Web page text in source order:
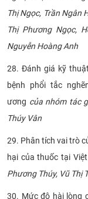
Thị Ngọc, Trần Ngân
Thị Phương Ngọc,
Nguyễn Hoàng Anh
28. Đánh giá kỹ
bệnh phổi tắc
ương của nhóm tác
Thúy Vân
29. Phân tích vai trò
hại của thuốc tại
Phương Thúy, Vũ Thị
30. Mức độ hài lòng